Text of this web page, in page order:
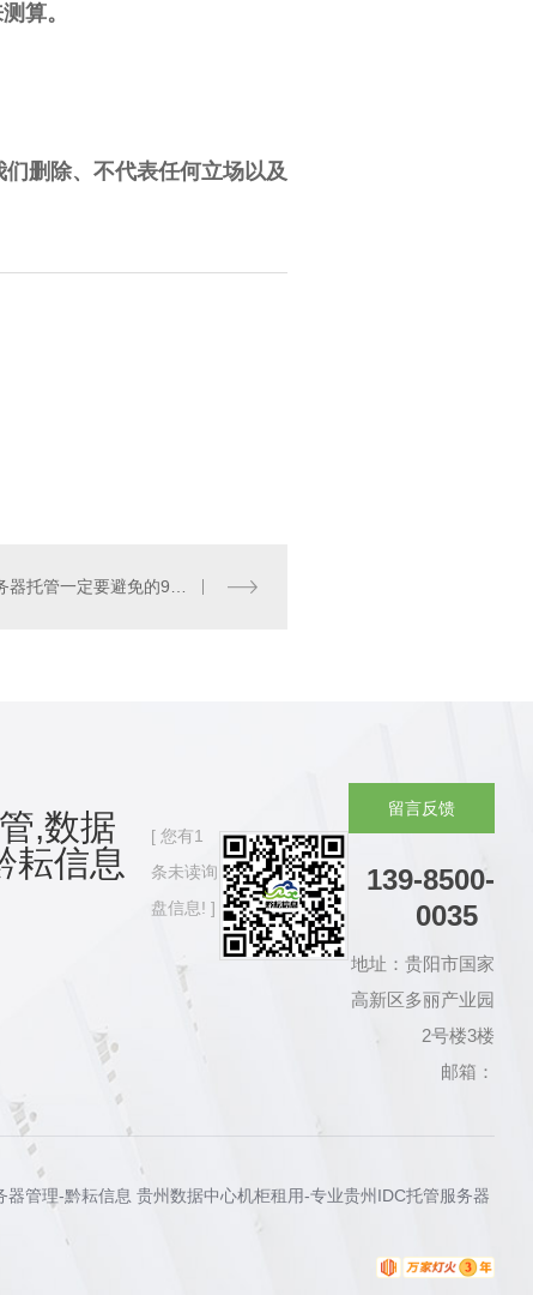
算。
删除、不代表任何立场以及
贵州服务器托管一定要避免的9种机房现状
,数据
耘信息
您有1
条未读询
盘信息!
留言反馈
139-8500-
0035
地址：贵阳市国家
高新区多丽产业园
2号楼3楼
邮箱：
管理-黔耘信息 贵州数据中心机柜租用-专业贵州IDC托管服务器